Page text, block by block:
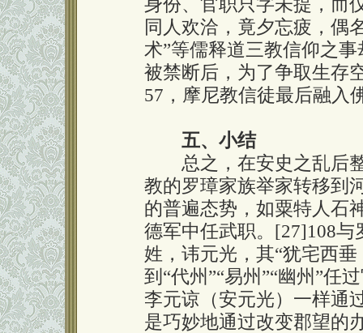
身份、官职只字未提，而
同人欢洽，竟夕忘疲，偶
术”等儒释道三教信仰之
被禁断后，为了争取生存
57，摩尼教信徒最后融入
五、小结
总之，在安史之乱后整
教的罗璋家族举家转移到
的普遍态势，如粟特人石
德军中任武职。[27]108
姓，讳元光，其“犹宅西
到“代州”“易州”“幽州”任
李元谅（安元光）一样通
是巧妙地通过改变郡望的